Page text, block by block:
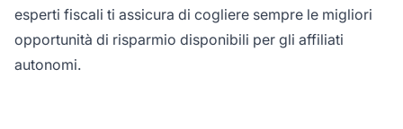
esperti fiscali ti assicura di cogliere sempre le migliori
opportunità di risparmio disponibili per gli affiliati
autonomi.